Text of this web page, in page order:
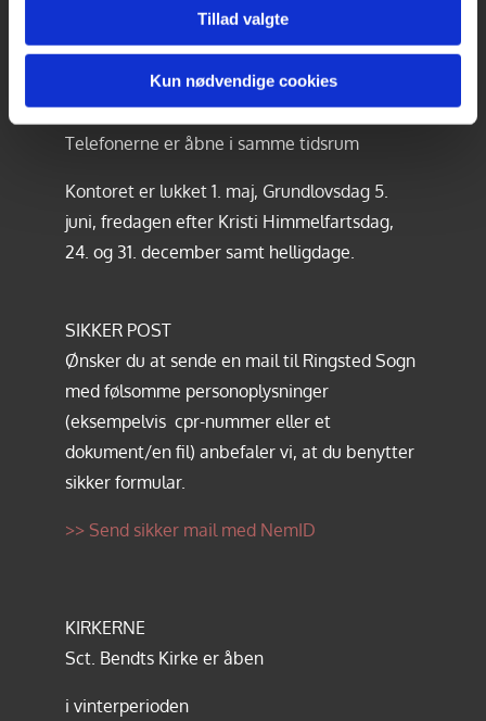
Tillad valgte
Kun nødvendige cookies
ringsted.sogn@km.dk
Kontoret har åbent hverdage kl. 10-13
Telefonerne er åbne i samme tidsrum
Kontoret er lukket 1. maj, Grundlovsdag 5.
juni, fredagen efter Kristi Himmelfartsdag,
24. og 31. december samt helligdage.
SIKKER POST
Ønsker du at sende en mail til Ringsted Sogn
med følsomme personoplysninger
(eksempelvis cpr-nummer eller et
dokument/en fil) anbefaler vi, at du benytter
sikker formular.
>> Send sikker mail med NemID
KIRKERNE
Sct. Bendts Kirke er åben
i vinterperioden